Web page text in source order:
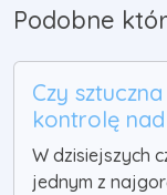
Podobne
Czy
kontrolę
W dzisiejszych
jednym z